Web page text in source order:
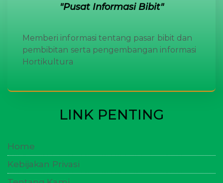
Pusat Informasi Bibit
Memberi informasi tentang pasar bibit dan
pembibitan serta pengembangan informasi
Hortikultura
LINK PENTING
Home
Kebijakan Privasi